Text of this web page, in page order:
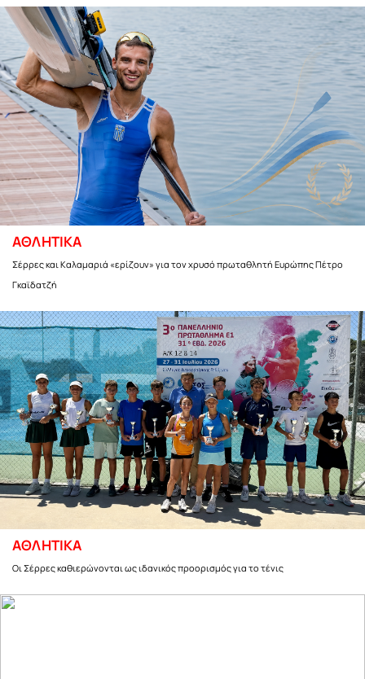
ΑΘΛΗΤΙΚΑ
Σέρρες και Καλαμαριά «ερίζουν» για τον χρυσό πρωταθλητή Ευρώπης Πέτρο
Γκαϊδατζή
ΑΘΛΗΤΙΚΑ
Οι Σέρρες καθιερώνονται ως ιδανικός προορισμός για το τένις